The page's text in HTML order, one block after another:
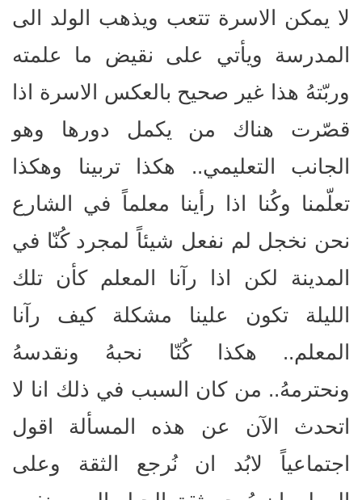
لا يمكن الاسرة تتعب ويذهب الولد الى
المدرسة ويأتي على نقيض ما علمته
وربّتهُ هذا غير صحيح بالعكس الاسرة اذا
قصّرت هناك من يكمل دورها وهو
الجانب التعليمي.. هكذا تربينا وهكذا
تعلّمنا وكُنا اذا رأينا معلماً في الشارع
نحن نخجل لم نفعل شيئاً لمجرد كُنّا في
المدينة لكن اذا رآنا المعلم كأن تلك
الليلة تكون علينا مشكلة كيف رآنا
المعلم.. هكذا كُنّا نحبهُ ونقدسهُ
ونحترمهُ.. من كان السبب في ذلك انا لا
اتحدث الآن عن هذه المسألة اقول
اجتماعياً لابُد ان نُرجع الثقة وعلى